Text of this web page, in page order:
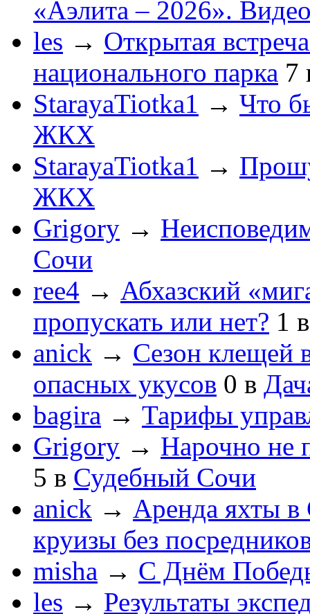
«Аэлита – 2026».
les → Открытая
национального парка 7
StarayaTiotka1 → Что
ЖКХ
StarayaTiotka1 →
ЖКХ
Grigory →
Сочи
ree4 → Абхазский
пропускать или нет? 1
anick → Сезон клещей
опасных укусов 0 в
bagira → Тарифы
Grigory → Нарочно не
5 в Судебный Сочи
anick → Аренда яхты в
круизы без
misha → С Днём
les → Результаты